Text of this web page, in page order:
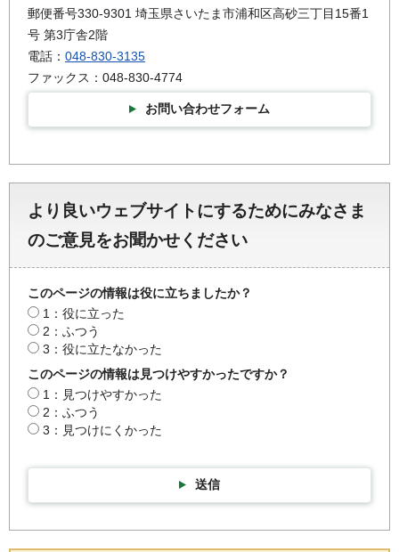
郵便番号330-9301 埼玉県さいたま市浦和区高砂三丁目15番1
号 第3庁舎2階
電話： 048-830-3135
ファックス：048-830-4774
お問い合わせフォーム
より良いウェブサイトにするためにみなさま
のご意見をお聞かせください
このページの情報は役に立ちましたか？
1：役に立った
2：ふつう
3：役に立たなかった
このページの情報は見つけやすかったですか？
1：見つけやすかった
2：ふつう
3：見つけにくかった
送信